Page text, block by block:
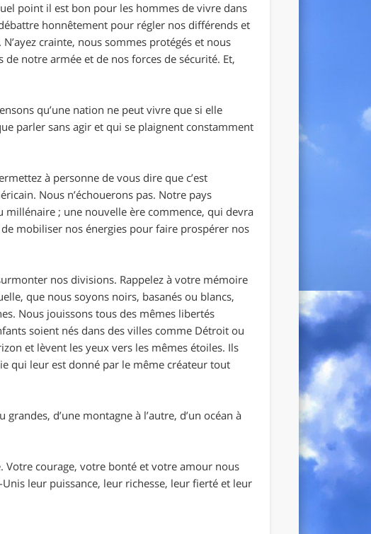
point il est bon pour les hommes de vivre dans
honnêtement pour régler nos différends et
crainte, nous sommes protégés et nous
notre armée et de nos forces de sécurité. Et,
qu’une nation ne peut vivre que si elle
parler sans agir et qui se plaignent constamment
à personne de vous dire que c’est
Nous n’échouerons pas. Notre pays
millénaire ; une nouvelle ère commence, qui devra
mobiliser nos énergies pour faire prospérer nos
nos divisions. Rappelez à votre mémoire
que nous soyons noirs, basanés ou blancs,
Nous jouissons tous des mêmes libertés
soient nés dans des villes comme Détroit ou
et lèvent les yeux vers les mêmes étoiles. Ils
qui leur est donné par le même créateur tout
d’une montagne à l’autre, d’un océan à
Votre courage, votre bonté et votre amour nous
leur puissance, leur richesse, leur fierté et leur